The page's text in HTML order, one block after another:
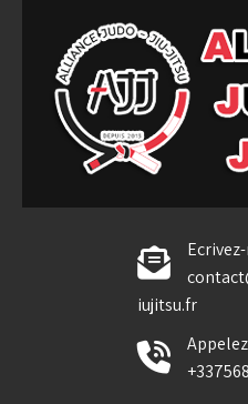
content
Alliance
iujitsu.fr